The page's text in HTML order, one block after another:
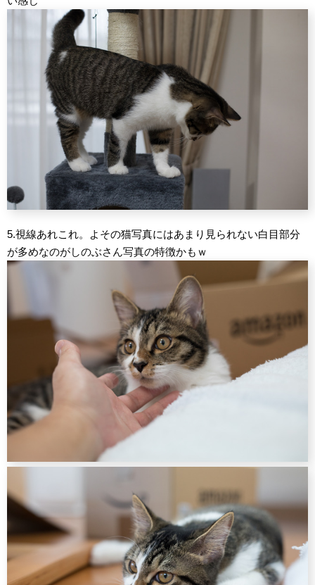
5.視線あれこれ。よその猫写真にはあまり見られない白目部分
が多めなのがしのぶさん写真の特徴かもｗ